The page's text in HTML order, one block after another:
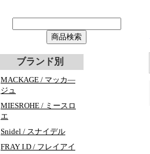
ブランド別
MACKAGE / マッカ―
ジュ
MIESROHE / ミースロ
エ
Snidel / スナイデル
FRAY I.D / フレイアイ